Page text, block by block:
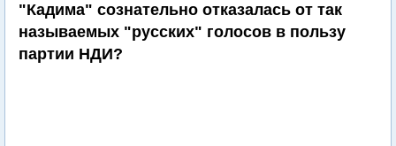
"Кадима" сознательно отказалась от так
называемых "русских" голосов в пользу
партии НДИ?